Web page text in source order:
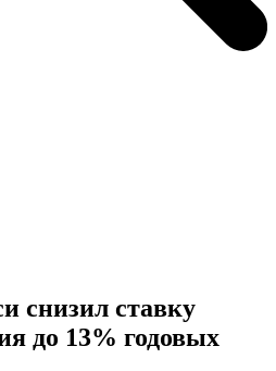
снизил ставку
до 13% годовых